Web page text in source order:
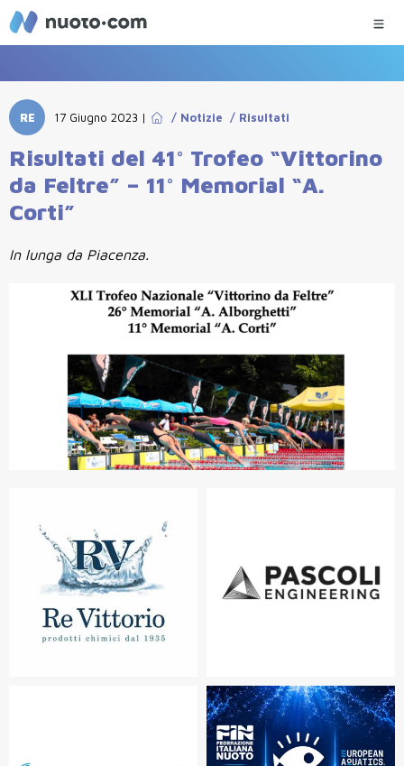
RE 17 Giugno 2023 | / Notizie / Risultati
Risultati del 41° Trofeo “Vittorino
da Feltre” – 11° Memorial “A.
Corti”
In lunga da Piacenza.